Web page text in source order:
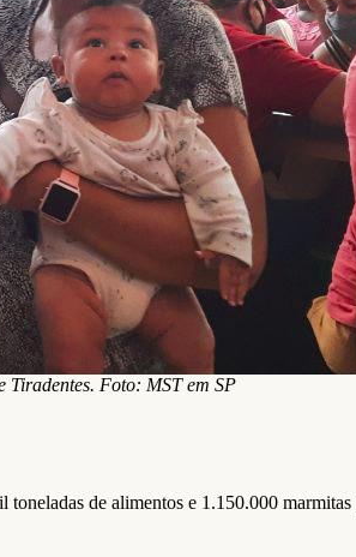
Foto: MST em SP
de alimentos e 1.150.000 marmitas